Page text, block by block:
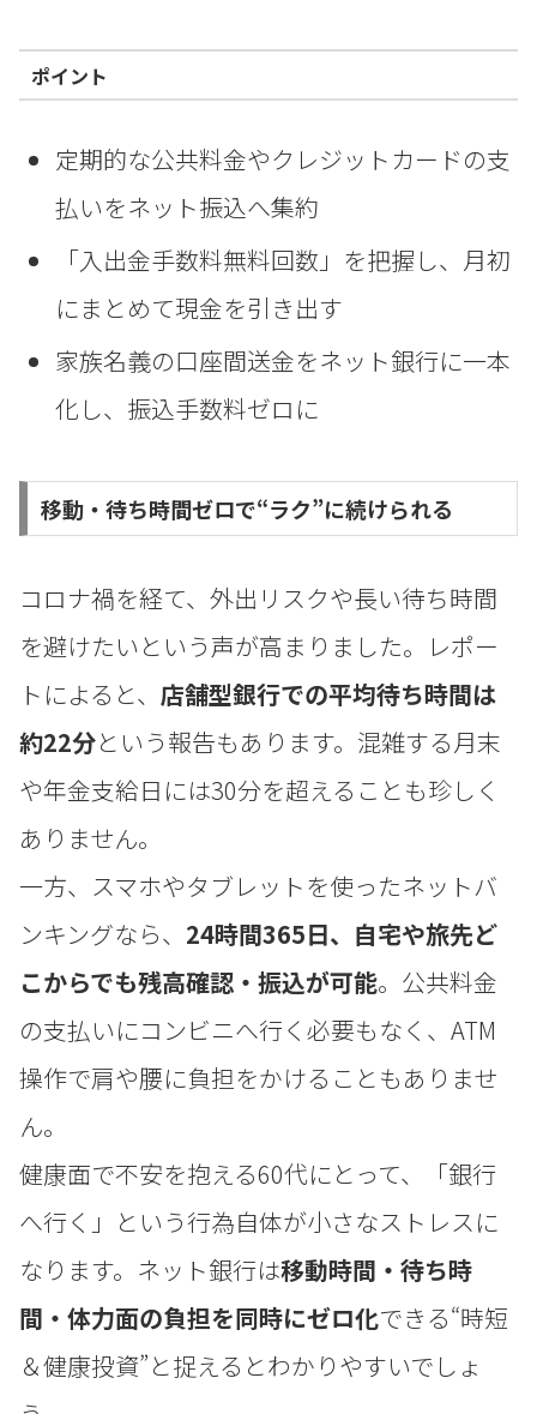
ポイント
定期的な公共料金やクレジットカードの支
払いをネット振込へ集約
「入出金手数料無料回数」を把握し、月初
にまとめて現金を引き出す
家族名義の口座間送金をネット銀行に一本
化し、振込手数料ゼロに
移動・待ち時間ゼロで“ラク”に続けられる
コロナ禍を経て、外出リスクや長い待ち時間
を避けたいという声が高まりました。レポー
トによると、 店舗型銀行での平均待ち時間は
約22分という報告もあります。混雑する月末
や年金支給日には30分を超えることも珍しく
ありません。
一方、スマホやタブレットを使ったネットバ
ンキングなら、 24時間365日、自宅や旅先ど
こからでも残高確認・振込が可能。公共料金
の支払いにコンビニへ行く必要もなく、ATM
操作で肩や腰に負担をかけることもありませ
ん。
健康面で不安を抱える60代にとって、「銀行
へ行く」という行為自体が小さなストレスに
なります。ネット銀行は移動時間・待ち時
間・体力面の負担を同時にゼロ化できる“時短
＆健康投資”と捉えるとわかりやすいでしょ